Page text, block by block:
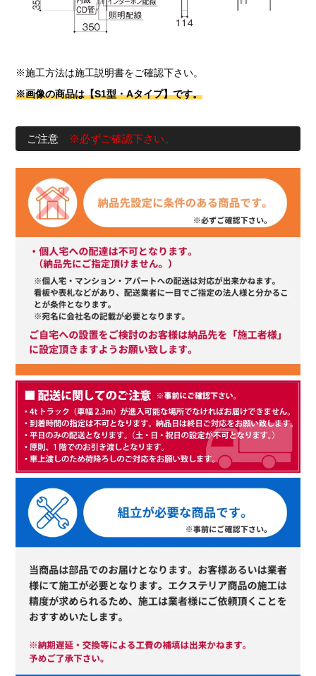
※施工方法は施工説明書をご確認下さい。
※画像の商品は【S1型・Aタイプ】です。
ご注意 ※必ずご確認下さい。